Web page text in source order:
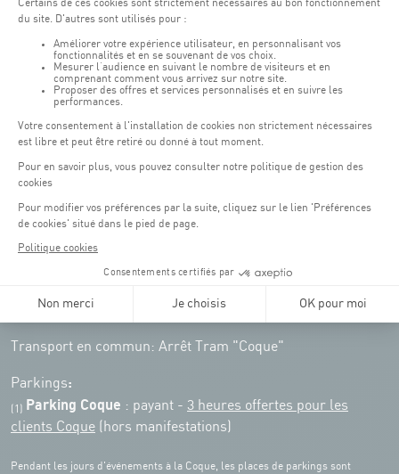
Horaires d'ouverture du batiment de la Coque :
Lundi - vendredi : 06h30 - 22h00
Weekend : 07h30 - 19h00
Pensez à vous informer des horaires d'ouverture de chaque activité.
COQUE • 2 rue Léon Hengen, Luxembourg (L-1745)
Transport en commun: Arrêt Tram "Coque"
Parkings:
(1) Parking Coque : payant - 3 heures offertes pour les
clients Coque (hors manifestations)
Pendant les jours d'événements à la Coque, les places de parkings sont